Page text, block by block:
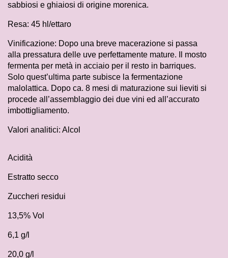
sabbiosi e ghiaiosi di origine morenica.
Resa: 45 hl/ettaro
Vinificazione: Dopo una breve macerazione si passa
alla pressatura delle uve perfettamente mature. Il mosto
fermenta per metà in acciaio per il resto in barriques.
Solo quest’ultima parte subisce la fermentazione
malolattica. Dopo ca. 8 mesi di maturazione sui lieviti si
procede all’assemblaggio dei due vini ed all’accurato
imbottigliamento.
Valori analitici: Alcol
Acidità
Estratto secco
Zuccheri residui
13,5% Vol
6,1 g/l
20,0 g/l